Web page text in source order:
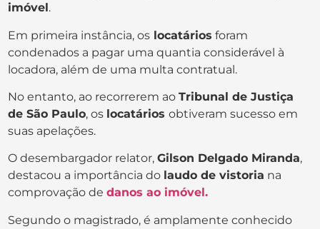
imóvel.
Em primeira instância, os locatários foram
condenados a pagar uma quantia considerável à
locadora, além de uma multa contratual.
No entanto, ao recorrerem aoTribunal de Justiça
de São Paulo, os locatáriosobtiveram sucesso em
suas apelações.
O desembargador relator,Gilson Delgado Miranda,
destacou a importância do laudo de vistoria na
comprovação dedanos ao imóvel.
Segundo o magistrado, é amplamente conhecido